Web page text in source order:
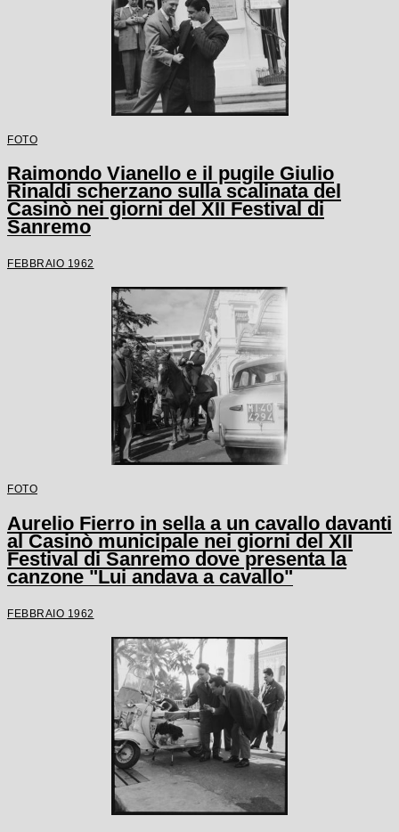
FOTO
Raimondo Vianello e il pugile Giulio
Rinaldi scherzano sulla scalinata del
Casinò nei giorni del XII Festival di
Sanremo
FEBBRAIO 1962
FOTO
Aurelio Fierro in sella a un cavallo davanti
al Casinò municipale nei giorni del XII
Festival di Sanremo dove presenta la
canzone "Lui andava a cavallo"
FEBBRAIO 1962